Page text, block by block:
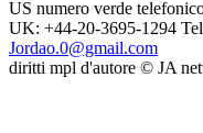
US numero verde
UK: +44-20-3695-1294
Jordao.0@gmail.com
diritti mpl d'autore © JA